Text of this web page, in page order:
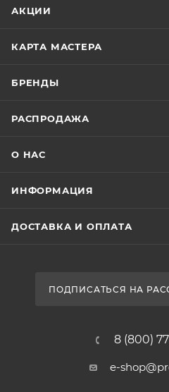
АКЦИИ
КАРТА МАСТЕРА
БРЕНДЫ
РАСПРОДАЖА
О НАС
ИНФОРМАЦИЯ
ДОСТАВКА И ОПЛАТА
ПОДПИСАТЬСЯ НА
8 (800)
e-